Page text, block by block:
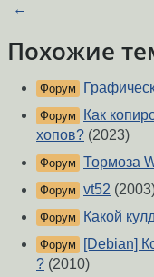
←
Похожие
Форум
Форум
Как
хопов? (2023)
Форум Тормоза
Форум vt52
Форум Какой
Форум
[Debian]
? (2010)